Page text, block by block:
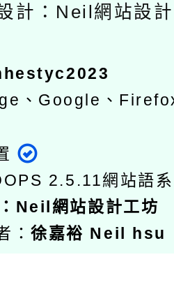
計：Neil網站設
、Google、
2.5.11網站語
： Neil網站設計工坊
：徐嘉裕 Neil hsu